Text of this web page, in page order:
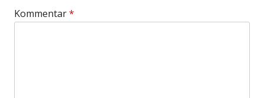
Kommentar*